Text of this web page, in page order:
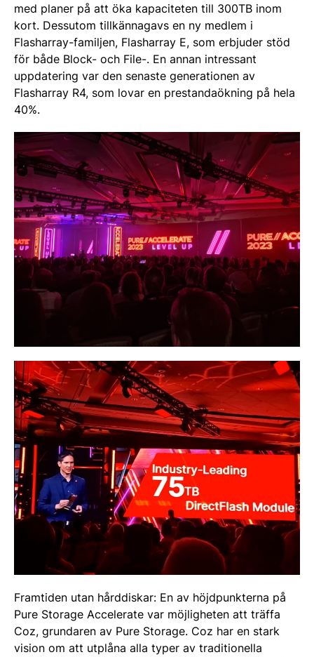
med planer på att öka kapaciteten till 300TB inom
kort. Dessutom tillkännagavs en ny medlem i
Flasharray-familjen, Flasharray E, som erbjuder stöd
för både Block- och File-. En annan intressant
uppdatering var den senaste generationen av
Flasharray R4, som lovar en prestandaökning på hela
40%.
Framtiden utan hårddiskar: En av höjdpunkterna på
Pure Storage Accelerate var möjligheten att träffa
Coz, grundaren av Pure Storage. Coz har en stark
vision om att utplåna alla typer av traditionella